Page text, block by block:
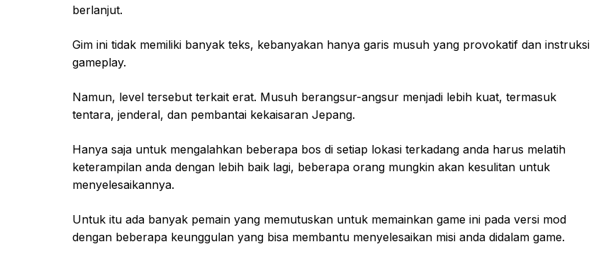
berlanjut.
Gim ini tidak memiliki banyak teks, kebanyakan hanya garis musuh yang provokatif dan instruksi
gameplay.
Namun, level tersebut terkait erat. Musuh berangsur-angsur menjadi lebih kuat, termasuk
tentara, jenderal, dan pembantai kekaisaran Jepang.
Hanya saja untuk mengalahkan beberapa bos di setiap lokasi terkadang anda harus melatih
keterampilan anda dengan lebih baik lagi, beberapa orang mungkin akan kesulitan untuk
menyelesaikannya.
Untuk itu ada banyak pemain yang memutuskan untuk memainkan game ini pada versi mod
dengan beberapa keunggulan yang bisa membantu menyelesaikan misi anda didalam game.